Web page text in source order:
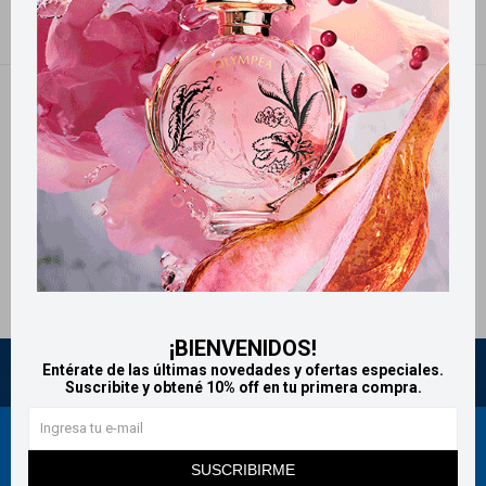
¡BIENVENIDOS!
Entérate de las últimas novedades y ofertas especiales.
Suscribite y obtené 10% off en tu primera compra.
SUSCRIBIRME
NO SE HAN RECUPERADO PRODUCTOS
¡Lo sentimos! No hay productos en esta sección.
Inténtalo nuevamente con otros criterios de filtrado o busca en otras
secciones de nuestro catálogo.
Cuidado Capilar Tangle Teezer Quitar filtros
Te recomendamos quitar: Tangle Teezer
Newsletter